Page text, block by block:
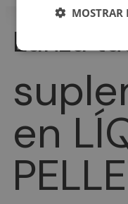
Lanza
en
MOSTRAR